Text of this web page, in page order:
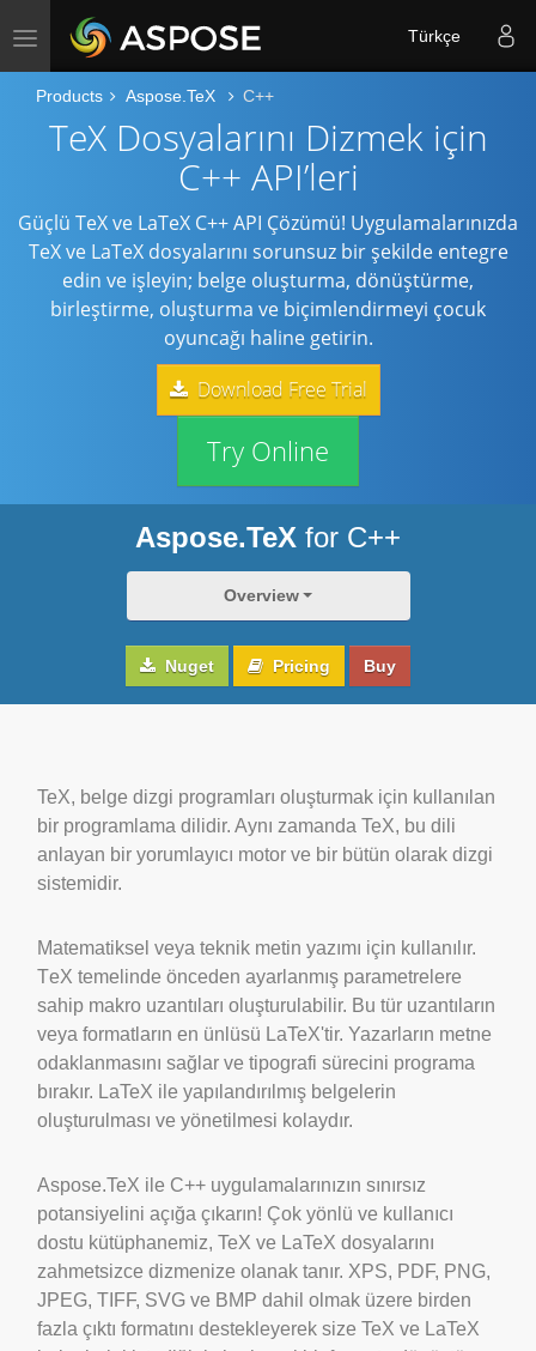
Toggle navigation Türkçe
Products Aspose.TeX C++
TeX Dosyalarını Dizmek için
C++ API’leri
Güçlü TeX ve LaTeX C++ API Çözümü! Uygulamalarınızda
TeX ve LaTeX dosyalarını sorunsuz bir şekilde entegre
edin ve işleyin; belge oluşturma, dönüştürme,
birleştirme, oluşturma ve biçimlendirmeyi çocuk
oyuncağı haline getirin.
Download Free Trial
Try Online
Aspose.TeX for C++
Overview
Nuget Pricing Buy
TeX, belge dizgi programları oluşturmak için kullanılan
bir programlama dilidir. Aynı zamanda TeX, bu dili
anlayan bir yorumlayıcı motor ve bir bütün olarak dizgi
sistemidir.
Matematiksel veya teknik metin yazımı için kullanılır.
ΤeΧ temelinde önceden ayarlanmış parametrelere
sahip makro uzantıları oluşturulabilir. Bu tür uzantıların
veya formatların en ünlüsü LaTeX'tir. Yazarların metne
odaklanmasını sağlar ve tipografi sürecini programa
bırakır. LaTeX ile yapılandırılmış belgelerin
oluşturulması ve yönetilmesi kolaydır.
Aspose.TeX ile C++ uygulamalarınızın sınırsız
potansiyelini açığa çıkarın! Çok yönlü ve kullanıcı
dostu kütüphanemiz, TeX ve LaTeX dosyalarını
zahmetsizce dizmenize olanak tanır. XPS, PDF, PNG,
JPEG, TIFF, SVG ve BMP dahil olmak üzere birden
fazla çıktı formatını destekleyerek size TeX ve LaTeX